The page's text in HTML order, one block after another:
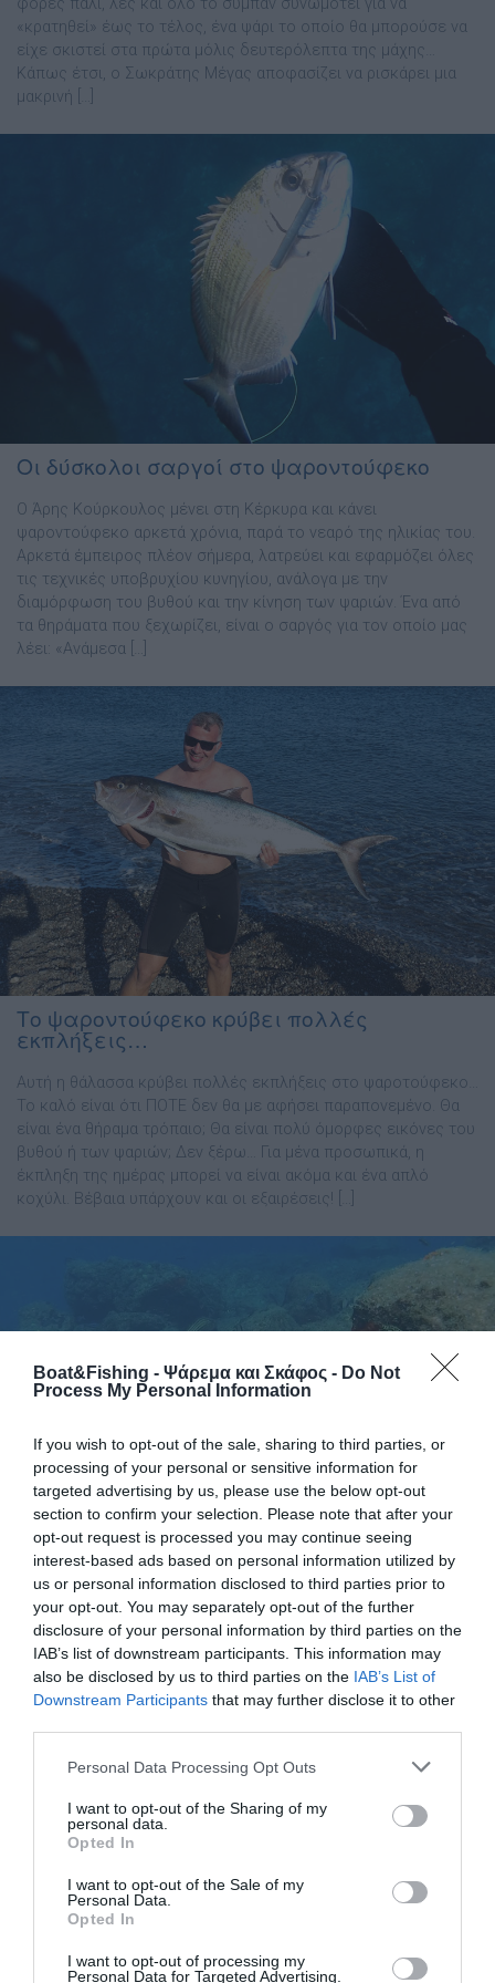
Boat&Fishing - Ψάρεμα και Σκάφος - Do Not
Process My Personal Information
If you wish to opt-out of the sale, sharing to third parties, or
processing of your personal or sensitive information for
targeted advertising by us, please use the below opt-out
section to confirm your selection. Please note that after your
opt-out request is processed you may continue seeing
interest-based ads based on personal information utilized by
us or personal information disclosed to third parties prior to
your opt-out. You may separately opt-out of the further
disclosure of your personal information by third parties on the
IAB’s list of downstream participants. This information may
also be disclosed by us to third parties on the IAB’s List of
Downstream Participants that may further disclose it to other
Personal Data Processing Opt Outs
I want to opt-out of the Sharing of my
personal data.
Opted In
I want to opt-out of the Sale of my
Personal Data.
Opted In
I want to opt-out of processing my
Personal Data for Targeted Advertising.
φορές πάλι, λες και όλο το σύμπαν συνωμοτεί για να
«κρατηθεί» έως το τέλος, ένα ψάρι το οποίο θα μπορούσε να
είχε σκιστεί στα πρώτα μόλις δευτερόλεπτα της μάχης…
Κάπως έτσι, ο Σωκράτης Μέγας αποφασίζει να ρισκάρει μια
μακρινή […]
Οι δύσκολοι σαργοί στο ψαροντούφεκο
Ο Άρης Κούρκουλος μένει στη Κέρκυρα και κάνει
ψαροντούφεκο αρκετά χρόνια, παρά το νεαρό της ηλικίας του.
Αρκετά έμπειρος πλέον σήμερα, λατρεύει και εφαρμόζει όλες
τις τεχνικές υποβρυχίου κυνηγίου, ανάλογα με την
διαμόρφωση του βυθού και την κίνηση των ψαριών. Ένα από
τα θηράματα που ξεχωρίζει, είναι ο σαργός για τον οποίο μας
λέει: «Ανάμεσα […]
Το ψαροντούφεκο κρύβει πολλές
εκπλήξεις…
Αυτή η θάλασσα κρύβει πολλές εκπλήξεις στο ψαροτούφεκο…
Το καλό είναι ότι ΠΟΤΕ δεν θα με αφήσει παραπονεμένο. Θα
είναι ένα θήραμα τρόπαιο; Θα είναι πολύ όμορφες εικόνες του
βυθού ή των ψαριών; Δεν ξέρω… Για μένα προσωπικά, η
έκπληξη της ημέρας μπορεί να είναι ακόμα και ένα απλό
κοχύλι. Βέβαια υπάρχουν και οι εξαιρέσεις! […]
Μια στήρα μπροστά στο ψαροντούφεκο
σου…
Στο ψαροντούφεκο, η επόμενη στιγμή μπορεί να είναι τελείως
διαφορετική από την προηγούμενη. Η προσδοκία συχνά
μπορεί να καταλήξει σε απογοήτευση. Αλλά και εκεί που
τίποτα δεν κεντρίζει το ενδιαφέρον σου και ο χρόνος κυλά
δικαίως στα πιο […]